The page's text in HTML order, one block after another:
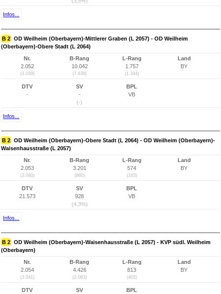
Infos...
B 2 OD Weilheim (Oberbayern)-Mittlerer Graben (L 2057) - OD Weilheim
(Oberbayern)-Obere Stadt (L 2064)
Nr.
2.052
(3.039)
B-Rang
10.042
(7.638)
L-Rang
1.757
(1.344)
Land
BY
DTV
-
SV
-
(-)
BPL
VB
Infos...
B 2 OD Weilheim (Oberbayern)-Obere Stadt (L 2064) - OD Weilheim (Oberbayern)-
Waisenhausstraße (L 2057)
Nr.
2.053
(3.040)
B-Rang
3.201
(980)
L-Rang
574
(183)
Land
BY
DTV
21.573
SV
928
(4,3%)
BPL
VB
Infos...
B 2 OD Weilheim (Oberbayern)-Waisenhausstraße (L 2057) - KVP südl. Weilheim
(Oberbayern)
Nr.
2.054
(3.041)
B-Rang
4.426
(2.083)
L-Rang
813
(405)
Land
BY
DTV
SV
BPL